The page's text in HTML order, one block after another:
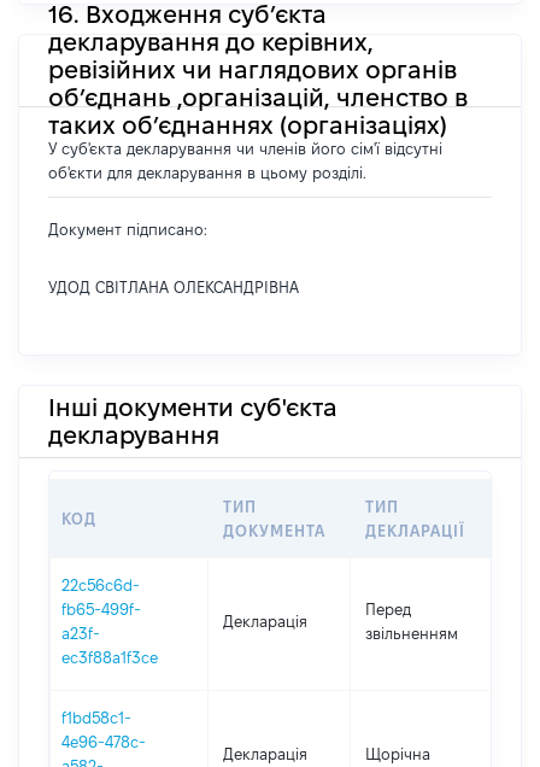
16. Входження суб’єкта
декларування до керівних,
ревізійних чи наглядових органів
об’єднань ,організацій, членство в
таких об’єднаннях (організаціях)
У суб'єкта декларування чи членів його сім'ї відсутні
об'єкти для декларування в цьому розділі.
Документ підписано:
УДОД СВІТЛАНА ОЛЕКСАНДРІВНА
Інші документи суб'єкта
декларування
КОД
ТИП
ДОКУМЕНТА
ТИП
ДЕКЛАРАЦІЇ
22c56c6d-
fb65-499f-
a23f-
ec3f88a1f3ce
Декларація
Перед
звільненням
f1bd58c1-
4e96-478c-
Декларація Щорічна